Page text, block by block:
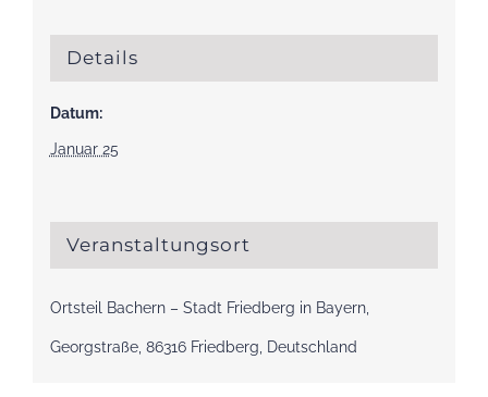
Details
Datum:
Januar 25
Veranstaltungsort
Ortsteil Bachern – Stadt Friedberg in Bayern,
Georgstraße, 86316 Friedberg, Deutschland